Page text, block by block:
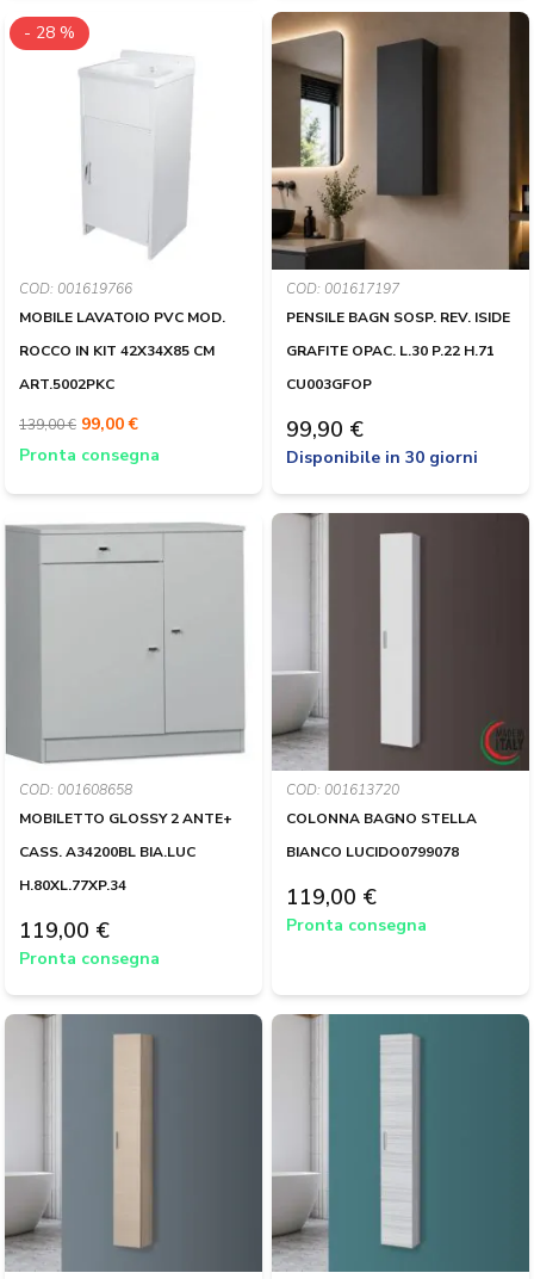
COD: 001619766
MOBILE LAVATOIO PVC MOD.
ROCCO IN KIT 42X34X85 CM
ART.5002PKC
- 28 %
139,00 € 99,00 €
Pronta consegna
COD: 001617197
PENSILE BAGN SOSP. REV. ISIDE
GRAFITE OPAC. L.30 P.22 H.71
CU003GFOP
99,90 €
Disponibile in 30 giorni
COD: 001608658
MOBILETTO GLOSSY 2 ANTE+
CASS. A34200BL BIA.LUC
H.80XL.77XP.34
119,00 €
Pronta consegna
COD: 001613720
COLONNA BAGNO STELLA
BIANCO LUCIDO0799078
119,00 €
Pronta consegna